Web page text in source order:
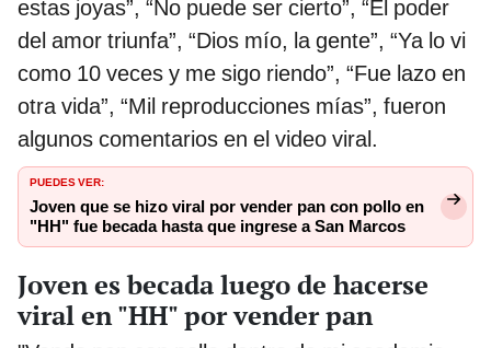
estas joyas”, “No puede ser cierto”, “El poder
del amor triunfa”, “Dios mío, la gente”, “Ya lo vi
como 10 veces y me sigo riendo”, “Fue lazo en
otra vida”, “Mil reproducciones mías”, fueron
algunos comentarios en el video viral.
PUEDES VER:
Joven que se hizo viral por vender pan con pollo en
"HH" fue becada hasta que ingrese a San Marcos
Joven es becada luego de hacerse
viral en "HH" por vender pan